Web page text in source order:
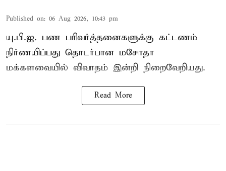
Published on: 06 Aug 2026, 10:43 pm
யு.பி.ஐ. பண பரிவர்த்தனைகளுக்கு கட்டணம்
நிர்ணயிப்பது தொடர்பான மசோதா
மக்களவையில் விவாதம் இன்றி நிறைவேறியது.
Read More